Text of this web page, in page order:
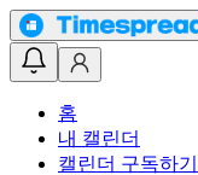
홈
내 캘린더
캘린더 구독하기